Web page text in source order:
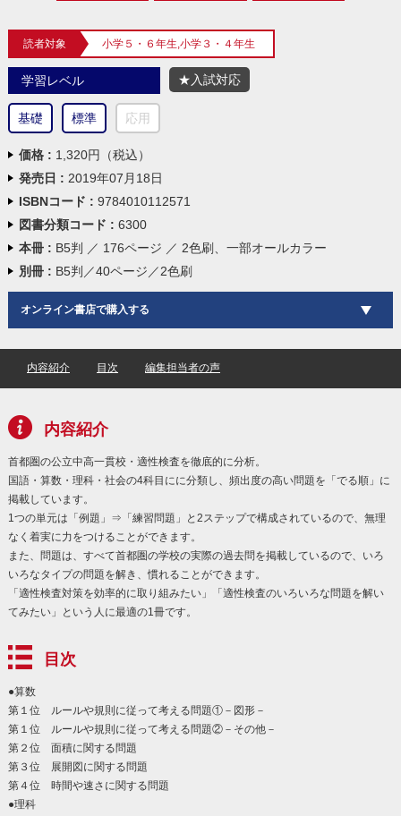
読者対象 小学５・６年生,小学３・４年生
学習レベル
基礎 標準 応用
★入試対応
価格 : 1,320円（税込）
発売日 : 2019年07月18日
ISBNコード : 9784010112571
図書分類コード : 6300
本冊 : B5判 ／ 176ページ ／ 2色刷、一部オールカラー
別冊 : B5判／40ページ／2色刷
オンライン書店で購入する
内容紹介 目次 編集担当者の声
内容紹介
首都圏の公立中高一貫校・適性検査を徹底的に分析。
国語・算数・理科・社会の4科目にに分類し、頻出度の高い問題を「でる順」に
掲載しています。
1つの単元は「例題」⇒「練習問題」と2ステップで構成されているので、無理
なく着実に力をつけることができます。
また、問題は、すべて首都圏の学校の実際の過去問を掲載しているので、いろ
いろなタイプの問題を解き、慣れることができます。
「適性検査対策を効率的に取り組みたい」「適性検査のいろいろな問題を解い
てみたい」という人に最適の1冊です。
目次
●算数
第１位 ルールや規則に従って考える問題①－図形－
第１位 ルールや規則に従って考える問題②－その他－
第２位 面積に関する問題
第３位 展開図に関する問題
第４位 時間や速さに関する問題
●理科